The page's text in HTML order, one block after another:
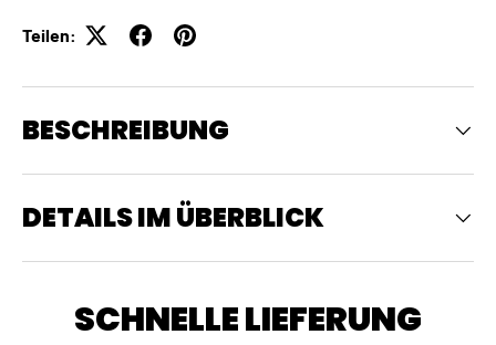
Teilen:
BESCHREIBUNG
DETAILS IM ÜBERBLICK
SCHNELLE LIEFERUNG